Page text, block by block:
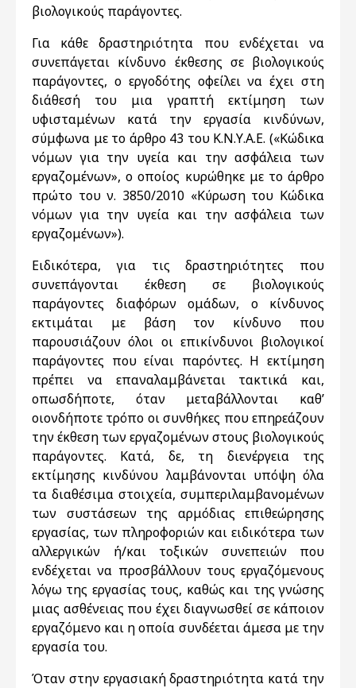
βιολογικούς παράγοντες.
Για κάθε δραστηριότητα που ενδέχεται να
συνεπάγεται κίνδυνο έκθεσης σε βιολογικούς
παράγοντες, ο εργοδότης οφείλει να έχει στη
διάθεσή του μια γραπτή εκτίμηση των
υφισταμένων κατά την εργασία κινδύνων,
σύμφωνα με το άρθρο 43 του Κ.Ν.Υ.Α.Ε. («Κώδικα
νόμων για την υγεία και την ασφάλεια των
εργαζομένων», ο οποίος κυρώθηκε με το άρθρο
πρώτο του ν. 3850/2010 «Κύρωση του Κώδικα
νόμων για την υγεία και την ασφάλεια των
εργαζομένων»).
Ειδικότερα, για τις δραστηριότητες που
συνεπάγονται έκθεση σε βιολογικούς
παράγοντες διαφόρων ομάδων, ο κίνδυνος
εκτιμάται με βάση τον κίνδυνο που
παρουσιάζουν όλοι οι επικίνδυνοι βιολογικοί
παράγοντες που είναι παρόντες. Η εκτίμηση
πρέπει να επαναλαμβάνεται τακτικά και,
οπωσδήποτε, όταν μεταβάλλονται καθ’
οιονδήποτε τρόπο οι συνθήκες που επηρεάζουν
την έκθεση των εργαζομένων στους βιολογικούς
παράγοντες. Κατά, δε, τη διενέργεια της
εκτίμησης κινδύνου λαμβάνονται υπόψη όλα
τα διαθέσιμα στοιχεία, συμπεριλαμβανομένων
των συστάσεων της αρμόδιας επιθεώρησης
εργασίας, των πληροφοριών και ειδικότερα των
αλλεργικών ή/και τοξικών συνεπειών που
ενδέχεται να προσβάλλουν τους εργαζόμενους
λόγω της εργασίας τους, καθώς και της γνώσης
μιας ασθένειας που έχει διαγνωσθεί σε κάποιον
εργαζόμενο και η οποία συνδέεται άμεσα με την
εργασία του.
Όταν στην εργασιακή δραστηριότητα κατά την